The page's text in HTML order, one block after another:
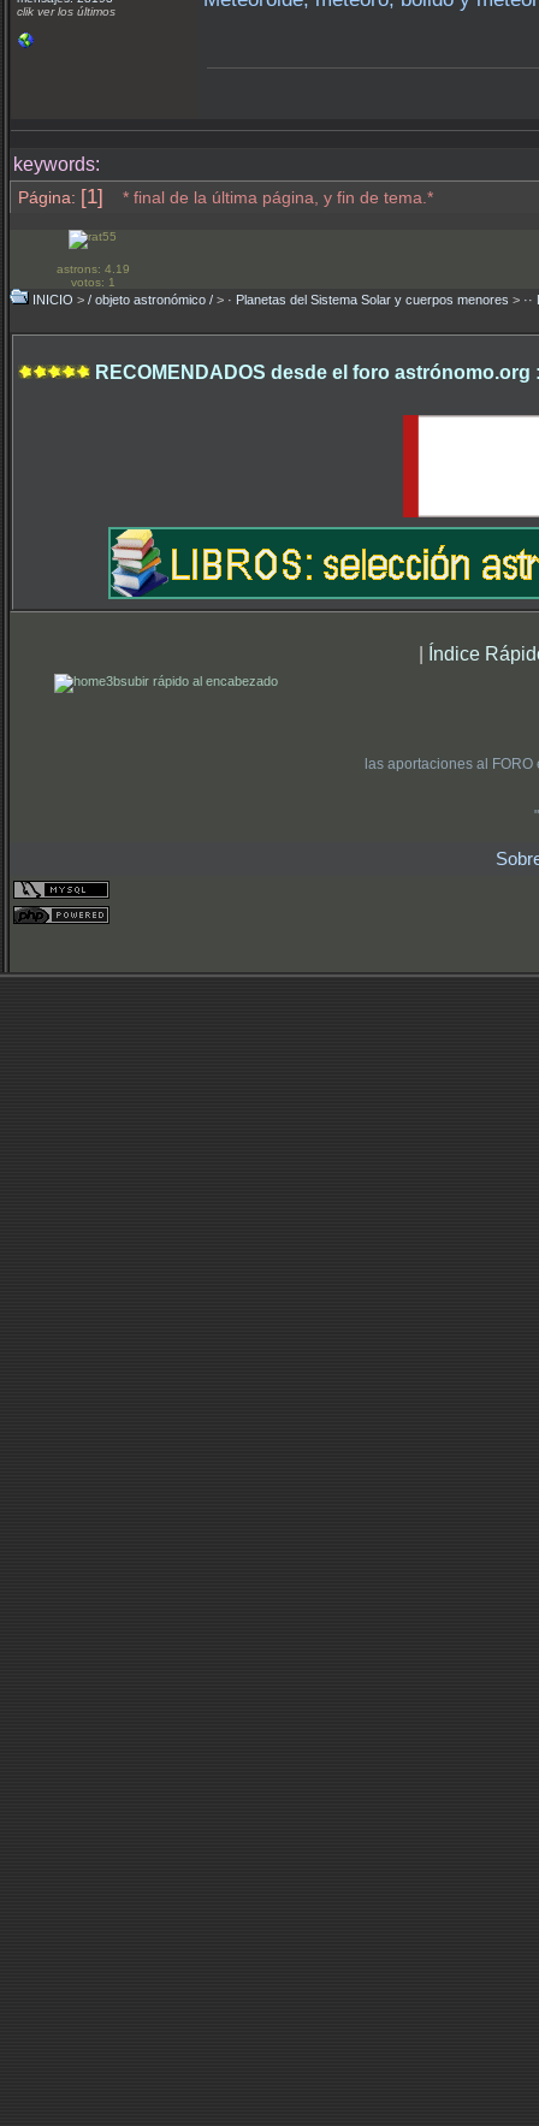
clik ver los últimos
keywords:
Página: [1] * final de la última página, y fin de tema.*
astrons: 4.19
votos: 1
INICIO > / objeto astronómico / > · Planetas del Sistema Solar y cuerpos menores >
RECOMENDADOS desde el foro astrónomo.org
| Índice
subir rápido al encabezado
las aportaciones al